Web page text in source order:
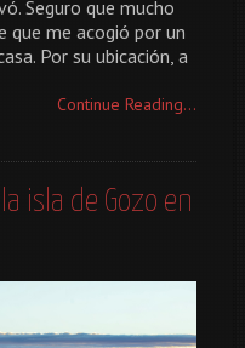
Seguro que mucho
que me acogió por un
Por su ubicación, a
Continue Reading...
isla de Gozo en